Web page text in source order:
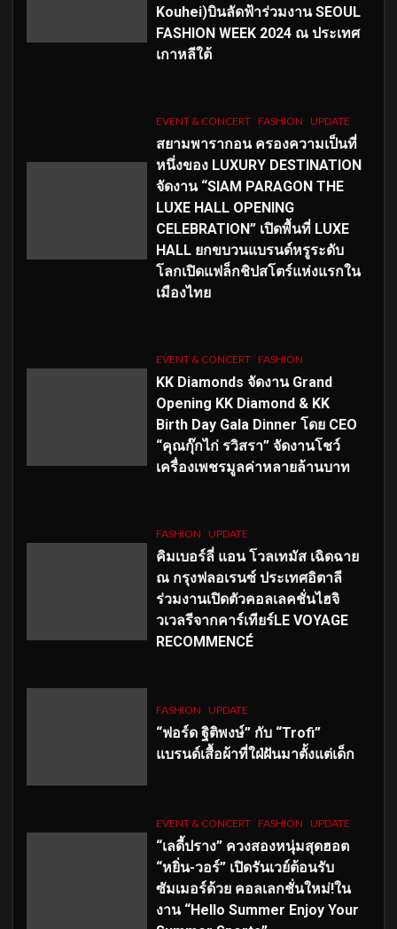
Kouhei)บินลัดฟ้าร่วมงาน SEOUL
FASHION WEEK 2024 ณ ประเทศ
เกาหลีใต้
EVENT & CONCERT FASHION UPDATE
สยามพารากอน ครองความเป็นที่
หนึ่งของ LUXURY DESTINATION
จัดงาน “SIAM PARAGON THE
LUXE HALL OPENING
CELEBRATION” เปิดพื้นที่ LUXE
HALL ยกขบวนแบรนด์หรูระดับ
โลกเปิดแฟล็กชิปสโตร์แห่งแรกใน
เมืองไทย
EVENT & CONCERT FASHION
KK Diamonds จัดงาน Grand
Opening KK Diamond & KK
Birth Day Gala Dinner โดย CEO
“คุณกุ๊กไก่ รวิสรา” จัดงานโชว์
เครื่องเพชรมูลค่าหลายล้านบาท
FASHION UPDATE
คิมเบอร์ลี่ แอน โวลเทมัส เฉิดฉาย
ณ กรุงฟลอเรนซ์ ประเทศอิตาลี
ร่วมงานเปิดตัวคอลเลคชั่นไฮจิ
วเวลรีจากคาร์เทียร์LE VOYAGE
RECOMMENCÉ
FASHION UPDATE
“ฟอร์ด ฐิติพงษ์” กับ “Trofi”
แบรนด์เสื้อผ้าที่ใฝ่ฝันมาตั้งแต่เด็ก
EVENT & CONCERT FASHION UPDATE
“เลดี้ปราง” ควงสองหนุ่มสุดฮอต
“หยิ่น-วอร์” เปิดรันเวย์ต้อนรับ
ซัมเมอร์ด้วย คอลเลกชั่นใหม่!ใน
งาน “Hello Summer Enjoy Your